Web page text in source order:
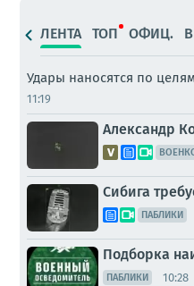
ЛЕНТА ТОП ОФИЦ.
Удары наносятся по
11:19
Александр
Сибига
ПАБЛИКИ
Подборка
ПАБЛИКИ 10:28